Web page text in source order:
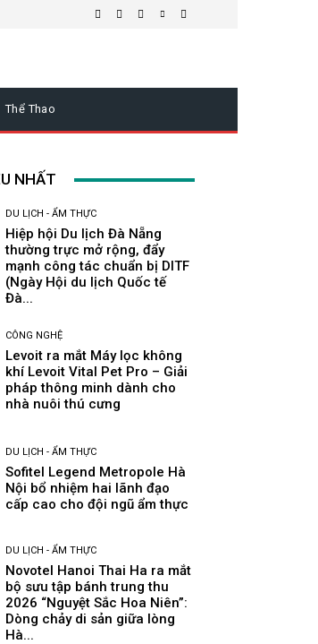
Thể Thao
NHẤT
DU LỊCH - ẨM THỰC
Hiệp hội Du lịch Đà Nẵng
thường trực mở rộng, đẩy
mạnh công tác chuẩn bị DITF
(Ngày Hội du lịch Quốc tế
Đà...
CÔNG NGHỆ
Levoit ra mắt Máy lọc không
khí Levoit Vital Pet Pro – Giải
pháp thông minh dành cho
nhà nuôi thú cưng
DU LỊCH - ẨM THỰC
Sofitel Legend Metropole Hà
Nội bổ nhiệm hai lãnh đạo
cấp cao cho đội ngũ ẩm thực
DU LỊCH - ẨM THỰC
Novotel Hanoi Thai Ha ra mắt
bộ sưu tập bánh trung thu
2026 “Nguyệt Sắc Hoa Niên”:
Dòng chảy di sản giữa lòng
Hà...